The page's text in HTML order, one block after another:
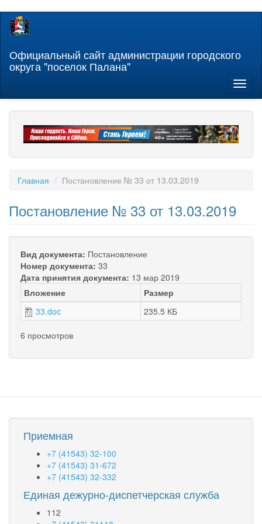
Перейти
содержанию
Официальный сайт администрации городского
округа "поселок Палана"
Главная Постановление № 33 от 13.03.2019
Постановление № 33 от 13.03.2019
Вид документа: Постановление
Номер документа: 33
Дата принятия документа: 13 мар 2019
Вложение
Размер
33.doc
235.5 КБ
6 просмотров
Приемная
+7 (41543) 32-100
+7 (41543) 31-672
+7 (41543) 32-332
Единая дежурно-диспетчерская служба
112